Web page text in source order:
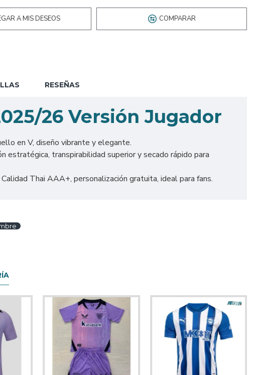
A MIS DESEOS COMPARAR
RESEÑAS
26 Versión Jugador
en V, diseño vibrante y elegante.
transpirabilidad superior y secado rápido para
Thai AAA+, personalización gratuita, ideal para fans.